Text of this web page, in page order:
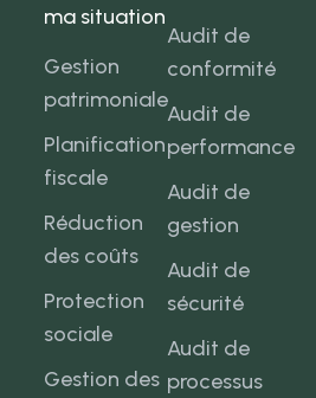
ma situation
Gestion
patrimoniale
Planification
fiscale
Réduction
des coûts
Protection
sociale
Gestion des
Audit de
conformité
Audit de
performance
Audit de
gestion
Audit de
sécurité
Audit de
processus